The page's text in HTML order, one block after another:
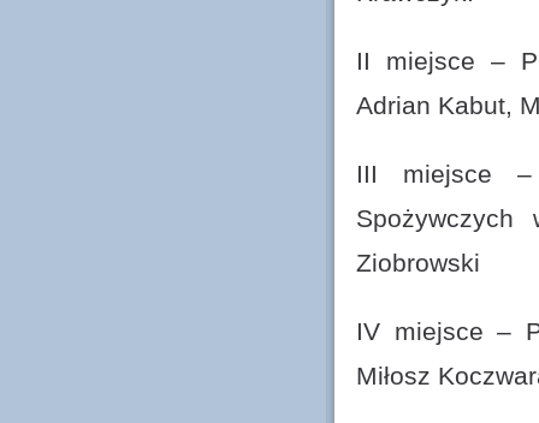
II miejsce –
Adrian Kabut,
III miejsce –
Ziobrowski
IV miejsce –
Miłosz